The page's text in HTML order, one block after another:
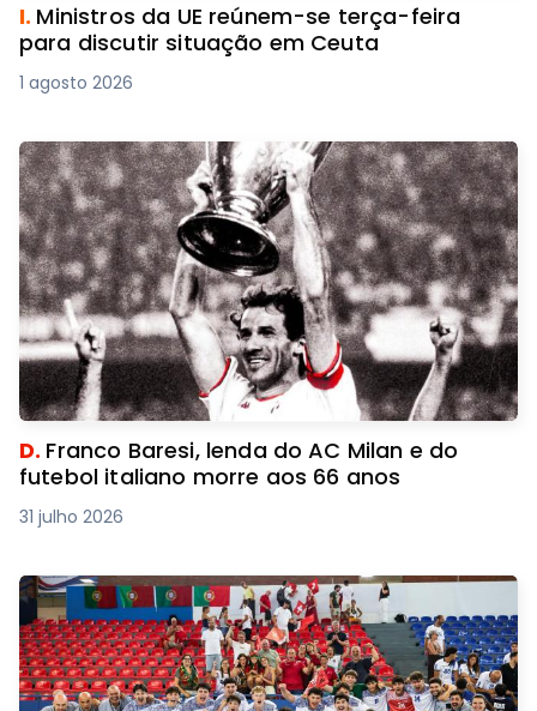
I. Ministros da UE reúnem-se terça-feira
para discutir situação em Ceuta
1 agosto 2026
D. Franco Baresi, lenda do AC Milan e do
futebol italiano morre aos 66 anos
31 julho 2026